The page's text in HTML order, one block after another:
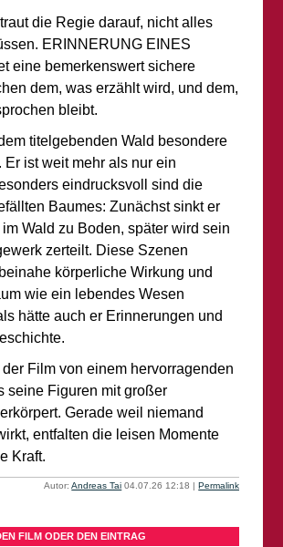
die Regie darauf, nicht alles
ERINNERUNG EINES
eine bemerkenswert sichere
dem, was erzählt wird, und dem,
bleibt.
titelgebenden Wald besondere
Er ist weit mehr als nur ein
eindrucksvoll sind die
Baumes: Zunächst sinkt er
Wald zu Boden, später wird sein
zerteilt. Diese Szenen
körperliche Wirkung und
wie ein lebendes Wesen
hätte auch er Erinnerungen und
Film von einem hervorragenden
seine Figuren mit großer
Gerade weil niemand
entfalten die leisen Momente
Kraft.
Autor:Andreas Tai 04.07.26 12:18 |Permalink
FILM ODER DEN EINTRAG